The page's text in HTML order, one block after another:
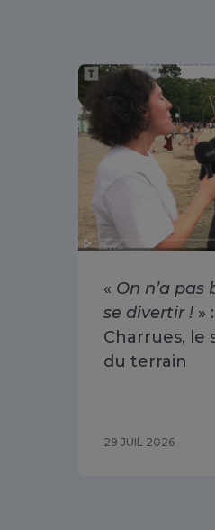
« On n’a pas
se divertir ! »
Charrues, le
du terrain
29 JUIL 2026